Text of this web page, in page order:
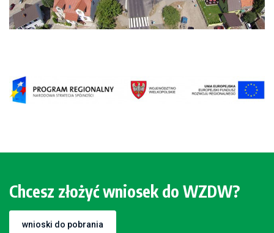
Chcesz złożyć wniosek do WZDW?
wnioski do pobrania